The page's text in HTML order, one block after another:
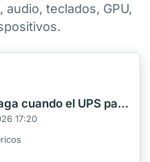
audio, teclados, GPU,
El PC para jugar se apaga cuando el UPS pasa a batería
17:20